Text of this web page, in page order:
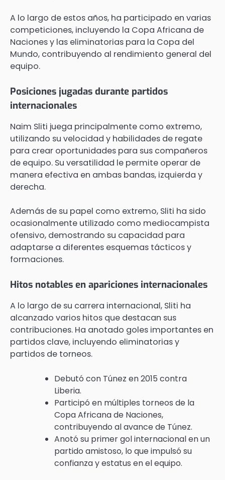
A lo largo de estos años, ha participado en varias
competiciones, incluyendo la Copa Africana de
Naciones y las eliminatorias para la Copa del
Mundo, contribuyendo al rendimiento general del
equipo.
Posiciones jugadas durante partidos
internacionales
Naim Sliti juega principalmente como extremo,
utilizando su velocidad y habilidades de regate
para crear oportunidades para sus compañeros
de equipo. Su versatilidad le permite operar de
manera efectiva en ambas bandas, izquierda y
derecha.
Además de su papel como extremo, Sliti ha sido
ocasionalmente utilizado como mediocampista
ofensivo, demostrando su capacidad para
adaptarse a diferentes esquemas tácticos y
formaciones.
Hitos notables en apariciones internacionales
A lo largo de su carrera internacional, Sliti ha
alcanzado varios hitos que destacan sus
contribuciones. Ha anotado goles importantes en
partidos clave, incluyendo eliminatorias y
partidos de torneos.
Debutó con Túnez en 2015 contra
Liberia.
Participó en múltiples torneos de la
Copa Africana de Naciones,
contribuyendo al avance de Túnez.
Anotó su primer gol internacional en un
partido amistoso, lo que impulsó su
confianza y estatus en el equipo.